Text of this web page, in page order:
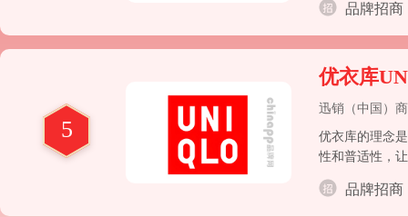
品牌招商
5
优衣库
迅销（中国）
优衣库的理念
性和普适性，
恤、衬衫、针
品牌招商